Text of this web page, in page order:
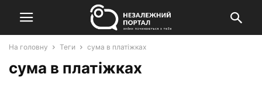
На головну Теги сума в платіжках
сума в платіжках